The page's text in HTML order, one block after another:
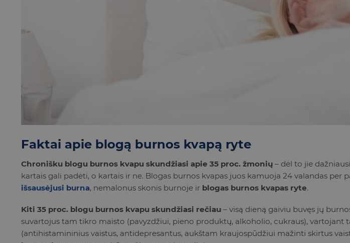
Faktai apie blogą burnos kvapą ryte
Chronišku blogu burnos kvapu skundžiasi apie 35 proc. žmonių – dėl to jie
kartais gali padėti, o kartais ir ne. Blogas burnos kvapas juos kamuoja 24 valandas per
išsausėjusi burna, nemalonus skonis burnoje ir blogas burnos kvapas ryte.
Kiti 35 proc. blogu burnos kvapu skundžiasi rečiau – visą dieną gaiviu buvęs jų
suvartojus tam tikro maisto (pavyzdžiui, pieno produktų, alkoholio, cukraus), vartojant
(antihistamininius vaistus, antidepresantus, aukštam kraujospūdžiui mažinti skirtus